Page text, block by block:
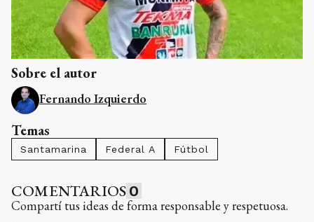
Sobre el autor
Fernando Izquierdo
Temas
Santamarina Federal A Fútbol
COMENTARIOS 0
Compartí tus ideas de forma responsable y respetuosa.